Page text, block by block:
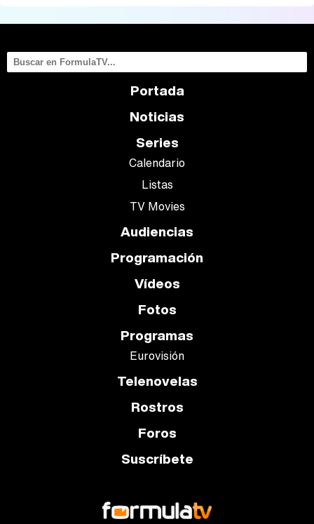
Portada
Noticias
Series
Calendario
Listas
TV Movies
Audiencias
Programación
Vídeos
Fotos
Programas
Eurovisión
Telenovelas
Rostros
Foros
Suscríbete